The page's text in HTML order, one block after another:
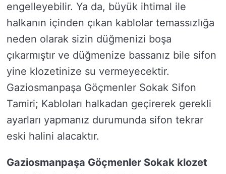
engelleyebilir. Ya da, büyük ihtimal ile
halkanın içinden çıkan kablolar temassızlığa
neden olarak sizin düğmenizi boşa
çıkarmıştır ve düğmenize bassanız bile sifon
yine klozetinize su vermeyecektir.
Gaziosmanpaşa Göçmenler Sokak Sifon
Tamiri; Kabloları halkadan geçirerek gerekli
ayarları yapmanız durumunda sifon tekrar
eski halini alacaktır.
Gaziosmanpaşa Göçmenler Sokak klozet